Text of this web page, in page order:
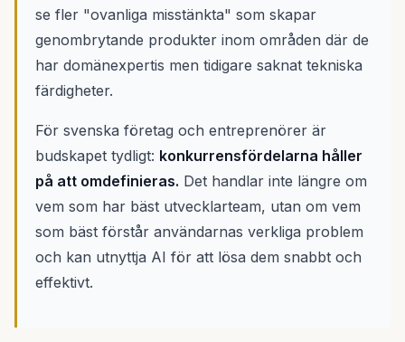
se fler "ovanliga misstänkta" som skapar
genombrytande produkter inom områden där de
har domänexpertis men tidigare saknat tekniska
färdigheter.
För svenska företag och entreprenörer är
budskapet tydligt: konkurrensfördelarna håller
på att omdefinieras. Det handlar inte längre om
vem som har bäst utvecklarteam, utan om vem
som bäst förstår användarnas verkliga problem
och kan utnyttja AI för att lösa dem snabbt och
effektivt.